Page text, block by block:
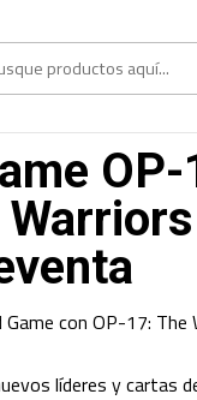
Game con OP-17:
líderes y cartas